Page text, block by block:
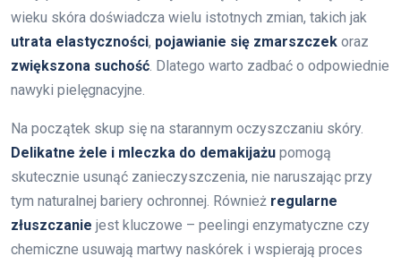
wieku skóra doświadcza wielu istotnych zmian, takich jak
utrata elastyczności, pojawianie się zmarszczek oraz
zwiększona suchość . Dlatego warto zadbać o odpowiednie
nawyki pielęgnacyjne.
Na początek skup się na starannym oczyszczaniu skóry.
Delikatne żele i mleczka do demakijażu pomogą
skutecznie usunąć zanieczyszczenia, nie naruszając przy
tym naturalnej bariery ochronnej. Również regularne
złuszczanie jest kluczowe – peelingi enzymatyczne czy
chemiczne usuwają martwy naskórek i wspierają proces